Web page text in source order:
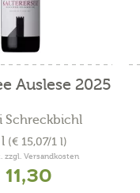
Auslese 2025
Schreckbichl
l (€ 15,07/1 l)
zzgl. Versandkosten